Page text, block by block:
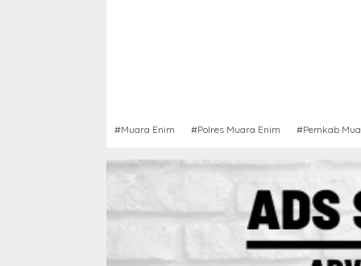
#Muara Enim #Polres Muara Enim #Pemkab